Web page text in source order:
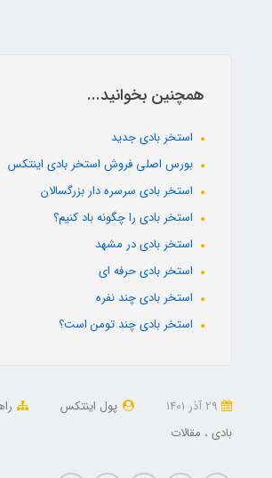
همچنین بخوانید...
استخر بادی جدید
بورس اصلی فروش استخر بادی اینتکس
استخر بادی سرسره دار بزرگسالان
استخر بادی را چگونه باد کنیم؟
استخر بادی در مشهد
استخر بادی حرفه ای
استخر بادی چند نفره
استخر بادی چند تومن است؟
پول اینتکس
بادی
مقالات